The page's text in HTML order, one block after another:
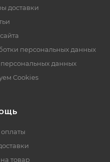
доставки
персональных данных
данных
Cookies
товар